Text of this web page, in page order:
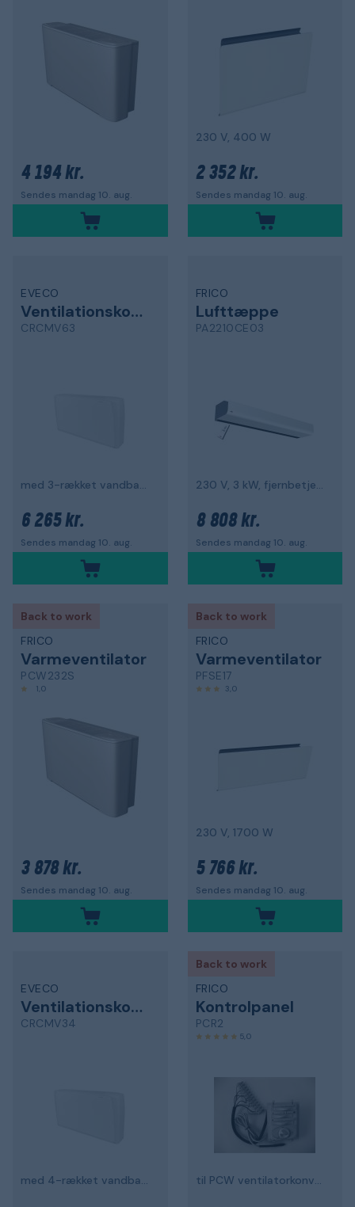
4 194 kr.
Sendes mandag 10. aug.
230 V, 400 W
2 352 kr.
Sendes mandag 10. aug.
EVECO
Ventilationskonvektor
CRCMV63
med 3-rækket vandbatteri
6 265 kr.
Sendes mandag 10. aug.
FRICO
Lufttæppe
PA2210CE03
230 V, 3 kW, fjernbetjening & styring
8 808 kr.
Sendes mandag 10. aug.
Back to work
FRICO
Varmeventilator
PCW232S
1,0
3 878 kr.
Sendes mandag 10. aug.
Back to work
FRICO
Varmeventilator
PFSE17
3,0
230 V, 1700 W
5 766 kr.
Sendes mandag 10. aug.
EVECO
Ventilationskonvektor
CRCMV34
med 4-rækket vandbatteri
Back to work
FRICO
Kontrolpanel
PCR2
5,0
til PCW ventilatorkonvektor